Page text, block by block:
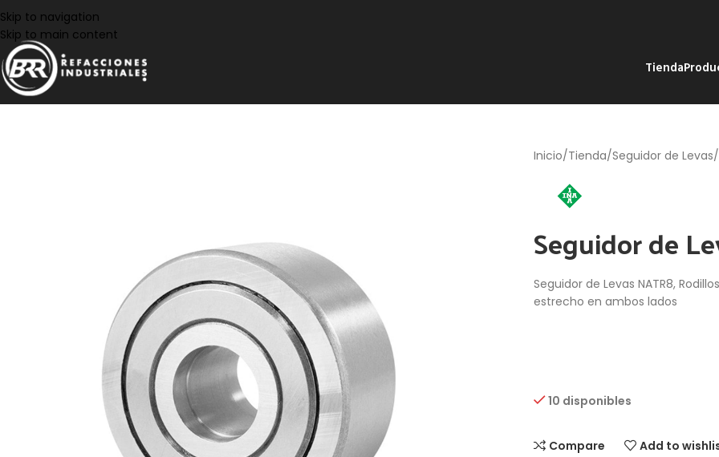
Skip to navigation
Skip to main content
Tienda
Inicio Tienda Seguidor de Levas
Seguidor de
Seguidor de Levas NATR8,
estrecho en ambos lados
10 disponibles
Compare Add to